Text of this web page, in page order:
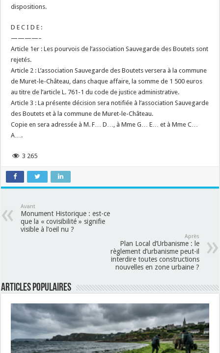
dispositions.
D E C I D E :
————–
Article 1er : Les pourvois de l’association Sauvegarde des Boutets sont
rejetés.
Article 2 : L’association Sauvegarde des Boutets versera à la commune
de Muret-le-Château, dans chaque affaire, la somme de 1 500 euros
au titre de l’article L. 761-1 du code de justice administrative.
Article 3 : La présente décision sera notifiée à l’association Sauvegarde
des Boutets et à la commune de Muret-le-Château.
Copie en sera adressée à M. F… D…, à Mme G… E… et à Mme C…
A….
3 265
Avant
Monument Historique : est-ce
que la « covisibilité » signifie
visible à l’oeil nu ?
Après
Plan Local d’Urbanisme : le
règlement d’urbanisme peut-il
interdire toutes constructions
nouvelles en zone urbaine ?
Articles populaires